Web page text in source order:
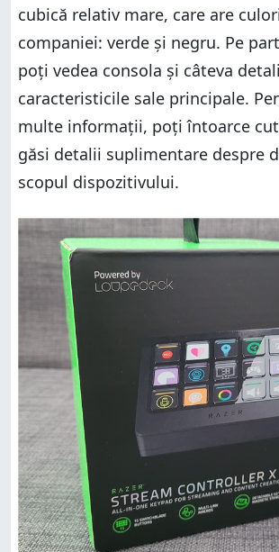
cubică relativ mare, care are
companiei: verde și negru. Pe
poți vedea consola și câteva
caracteristicile sale principale.
multe informații, poți întoarce
găsi detalii suplimentare despre
scopul dispozitivului.